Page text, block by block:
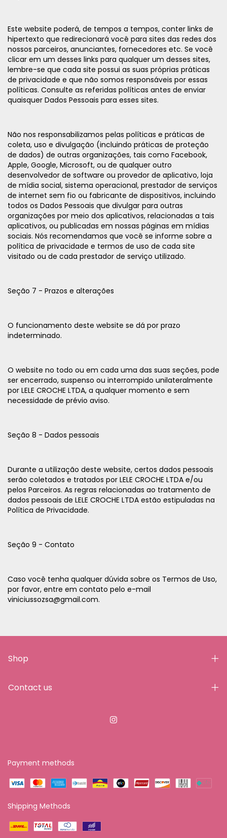
Este website poderá, de tempos a tempos, conter links de
hipertexto que redirecionará você para sites das redes dos
nossos parceiros, anunciantes, fornecedores etc. Se você
clicar em um desses links para qualquer um desses sites,
lembre-se que cada site possui as suas próprias práticas
de privacidade e que não somos responsáveis por essas
políticas. Consulte as referidas políticas antes de enviar
quaisquer Dados Pessoais para esses sites.
Não nos responsabilizamos pelas políticas e práticas de
coleta, uso e divulgação (incluindo práticas de proteção
de dados) de outras organizações, tais como Facebook,
Apple, Google, Microsoft, ou de qualquer outro
desenvolvedor de software ou provedor de aplicativo, loja
de mídia social, sistema operacional, prestador de serviços
de internet sem fio ou fabricante de dispositivos, incluindo
todos os Dados Pessoais que divulgar para outras
organizações por meio dos aplicativos, relacionadas a tais
aplicativos, ou publicadas em nossas páginas em mídias
sociais. Nós recomendamos que você se informe sobre a
política de privacidade e termos de uso de cada site
visitado ou de cada prestador de serviço utilizado.
Seção 7 - Prazos e alterações
O funcionamento deste website se dá por prazo
indeterminado.
O website no todo ou em cada uma das suas seções, pode
ser encerrado, suspenso ou interrompido unilateralmente
por LELE CROCHE LTDA, a qualquer momento e sem
necessidade de prévio aviso.
Seção 8 - Dados pessoais
Durante a utilização deste website, certos dados pessoais
serão coletados e tratados por LELE CROCHE LTDA e/ou
pelos Parceiros. As regras relacionadas ao tratamento de
dados pessoais de LELE CROCHE LTDA estão estipuladas na
Política de Privacidade.
Seção 9 - Contato
Caso você tenha qualquer dúvida sobre os Termos de Uso,
por favor, entre em contato pelo e-mail
viniciussozsa@gmail.com.
Shop
Contact us
Payment methods
Shipping Methods